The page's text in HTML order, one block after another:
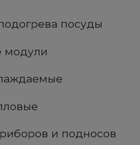
посуды
модули
и подносов